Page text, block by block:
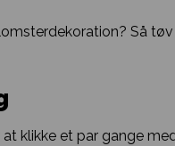
Så
klikke et par gange